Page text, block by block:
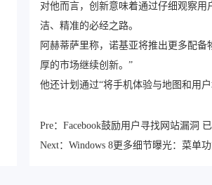
对他而言，创新意味着通过仔细观察
洁、精准的必经之路。
阿赫蒂萨里称，诺基亚将推出更多配
厚的市场继续创新。”
他还计划通过“将手机体验与地图和用
Pre： Facebook鼓励用户寻找网站漏洞
Next： Windows 8更多细节曝光：菜单